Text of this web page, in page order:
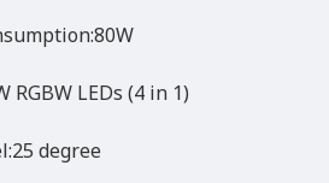
RGBW LEDs (4 in 1)
degree